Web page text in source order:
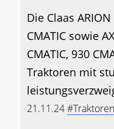
Die Claas
CMATIC sowie
CMATIC, 930
Traktoren mit
21.11.24#Traktoren